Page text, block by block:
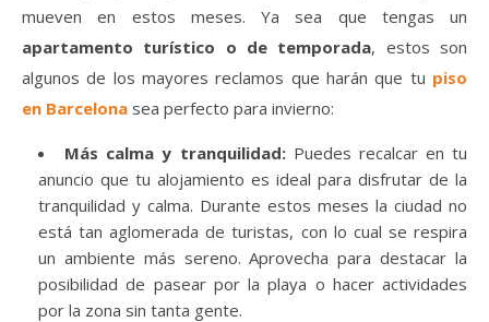
mueven en estos meses. Ya sea que tengas un
apartamento turístico o de temporada, estos son
algunos de los mayores reclamos que harán que tu piso
en Barcelona sea perfecto para invierno:
Más calma y tranquilidad:Puedes recalcar en tu
anuncio que tu alojamiento es ideal para disfrutar de la
tranquilidad y calma. Durante estos meses la ciudad no
está tan aglomerada de turistas, con lo cual se respira
un ambiente más sereno. Aprovecha para destacar la
posibilidad de pasear por la playa o hacer actividades
por la zona sin tanta gente.